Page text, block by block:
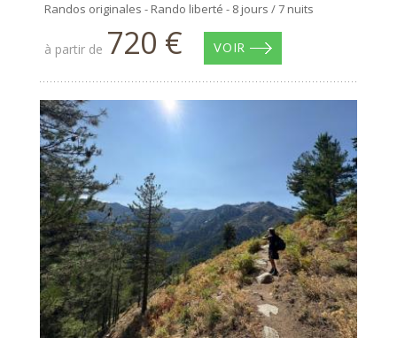
Randos originales - Rando liberté - 8 jours / 7 nuits
à partir de 720 € VOIR